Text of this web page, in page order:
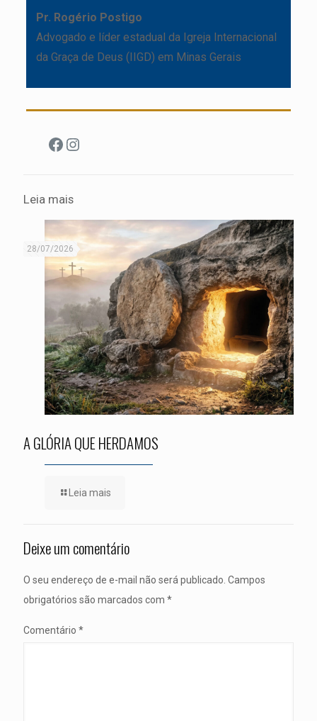
Pr. Rogério Postigo
Advogado e líder estadual da Igreja Internacional
da Graça de Deus (IIGD) em Minas Gerais
Facebook
Instagram
Leia mais
28/07/2026
A GLÓRIA QUE HERDAMOS
Leia mais
Deixe um comentário
O seu endereço de e-mail não será publicado. Campos
obrigatórios são marcados com *
Comentário *